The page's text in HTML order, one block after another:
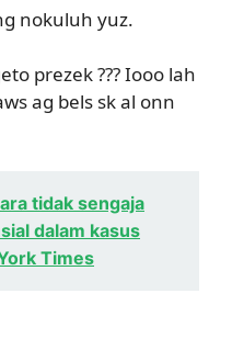
nokuluh yuz.
prezek ??? Iooo lah
ag bels sk al onn
tidak sengaja
dalam kasus
Times